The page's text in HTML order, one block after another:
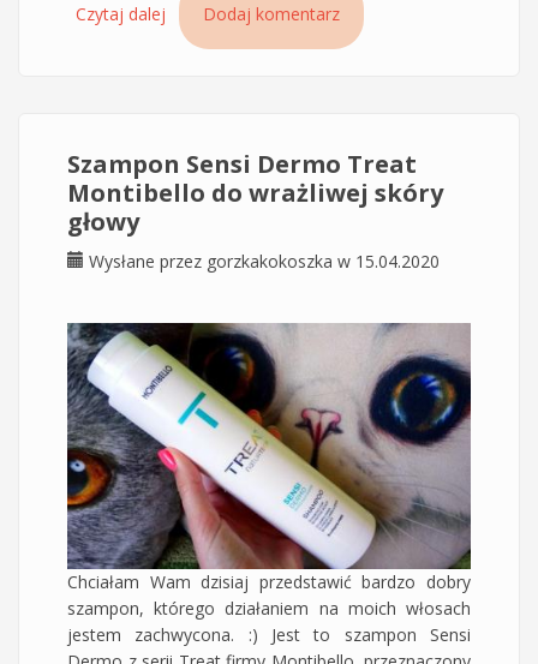
Czytaj dalej wpis Krem Komfort Ecolab do twarzy i szyi -
aktywny lifting - ulubiony krem od kilku lat
Dodaj komentarz
Szampon Sensi Dermo Treat
Montibello do wrażliwej skóry
głowy
Wysłane przez gorzkakokoszka w 15.04.2020
Chciałam Wam dzisiaj przedstawić bardzo dobry
szampon, którego działaniem na moich włosach
jestem zachwycona. :) Jest to szampon Sensi